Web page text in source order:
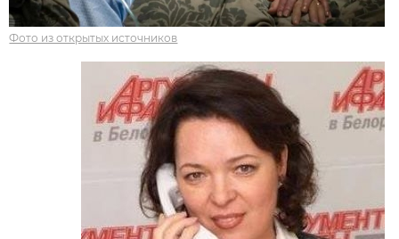
Фото из открытых источников